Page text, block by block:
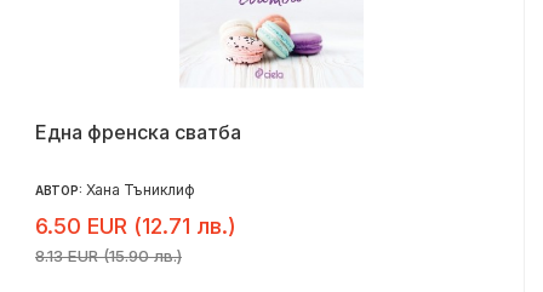
Една френска сватба
АВТОР: Хана Тъниклиф
6.50 EUR (12.71 лв.)
8.13 EUR (15.90 лв.)